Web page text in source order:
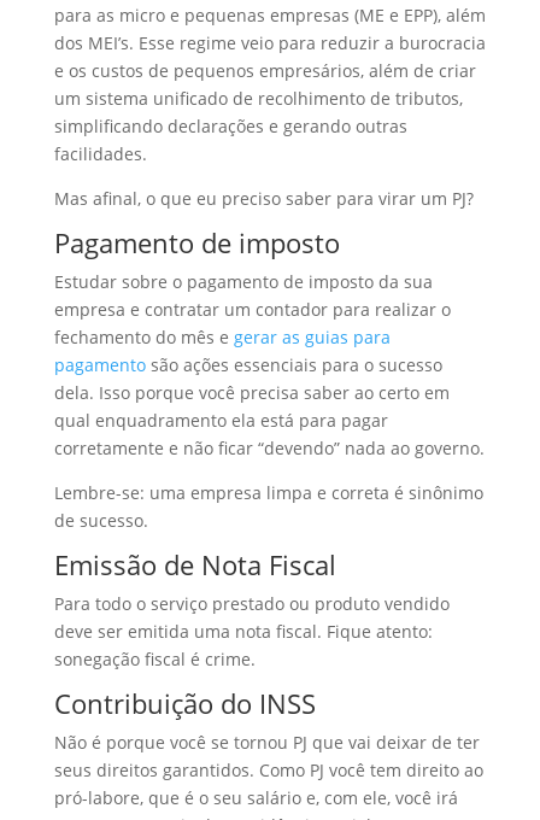
para as micro e pequenas empresas (ME e EPP), além
dos MEI’s. Esse regime veio para reduzir a burocracia
e os custos de pequenos empresários, além de criar
um sistema unificado de recolhimento de tributos,
simplificando declarações e gerando outras
facilidades.
Mas afinal, o que eu preciso saber para virar um PJ?
Pagamento de imposto
Estudar sobre o pagamento de imposto da sua
empresa e contratar um contador para realizar o
fechamento do mês e gerar as guias para
pagamentosão ações essenciais para o sucesso
dela. Isso porque você precisa saber ao certo em
qual enquadramento ela está para pagar
corretamente e não ficar “devendo” nada ao governo.
Lembre-se: uma empresa limpa e correta é sinônimo
de sucesso.
Emissão de Nota Fiscal
Para todo o serviço prestado ou produto vendido
deve ser emitida uma nota fiscal. Fique atento:
sonegação fiscal é crime.
Contribuição do INSS
Não é porque você se tornou PJ que vai deixar de ter
seus direitos garantidos. Como PJ você tem direito ao
pró-labore, que é o seu salário e, com ele, você irá